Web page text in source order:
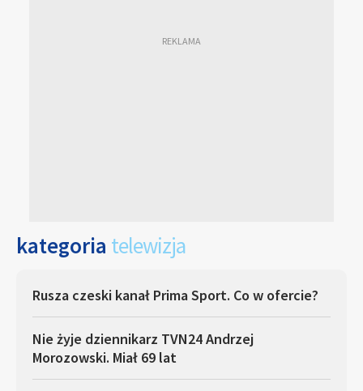
kategoria telewizja
Rusza czeski kanał Prima Sport. Co w ofercie?
Nie żyje dziennikarz TVN24 Andrzej
Morozowski. Miał 69 lat